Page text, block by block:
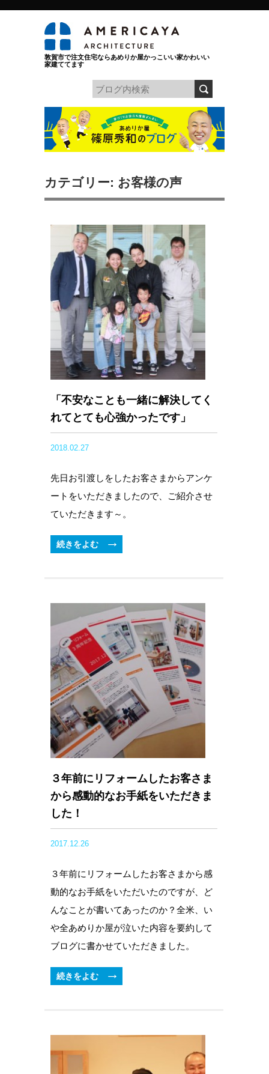
敦賀市で注文住宅ならあめりか屋かっこいい家かわいい
家建ててます
カテゴリー: お客様の声
「不安なことも一緒に解決してく
れてとても心強かったです」
2018.02.27
先日お引渡しをしたお客さまからアンケ
ートをいただきましたので、ご紹介させ
ていただきます～。
続きをよむ
３年前にリフォームしたお客さま
から感動的なお手紙をいただきま
した！
2017.12.26
３年前にリフォームしたお客さまから感
動的なお手紙をいただいたのですが、ど
んなことが書いてあったのか？全米、い
や全あめりか屋が泣いた内容を要約して
ブログに書かせていただきました。
続きをよむ